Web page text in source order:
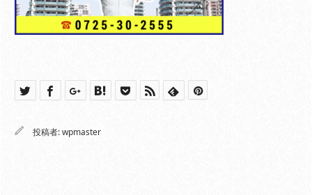
投稿者:wpmaster